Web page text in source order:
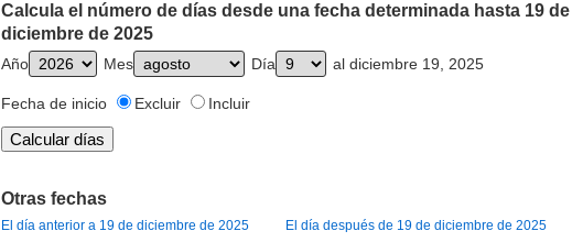
Calcula el número de días desde una fecha determinada hasta 19 de
diciembre de 2025
Año Mes Día al diciembre 19, 2025
Fecha de inicio Excluir Incluir
Otras fechas
El día anterior a 19 de diciembre de 2025
El día después de 19 de diciembre de 2025